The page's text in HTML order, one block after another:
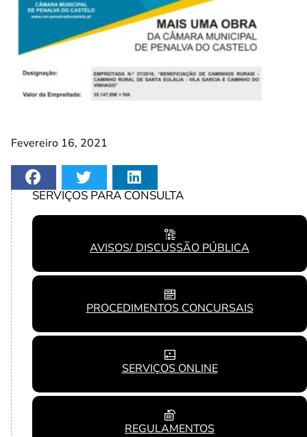
Fevereiro 16, 2021
SERVIÇOS PARA CONSULTA
AVISOS/ DISCUSSÃO PÚBLICA
PROCEDIMENTOS CONCURSAIS
SERVIÇOS ONLINE
REGULAMENTOS